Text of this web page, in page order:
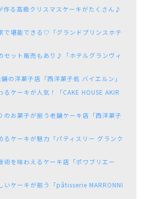
作る高級クリスマスケーキがたくさん♪
で堪能できる♡「グランドプリンスホテ
セット販売もあり♪「ホテルグランヴィ
の洋菓子店「西洋菓子処 バイエルン」
るケーキが人気！「CAKE HOUSE AKIR
のお菓子が揃う老舗ケーキ店「西洋菓子
るケーキが魅力「パティスリー グランク
術を味わえるケーキ店「ポワブリエー
いケーキが揃う「pâtisserie MARRONNI